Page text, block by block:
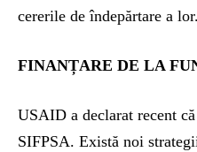
cererile de îndepărtare a
FINANȚARE DE LA
USAID a declarat recent
SIFPSA. Există noi